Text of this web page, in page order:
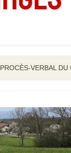
PROCÈS-VERBAL